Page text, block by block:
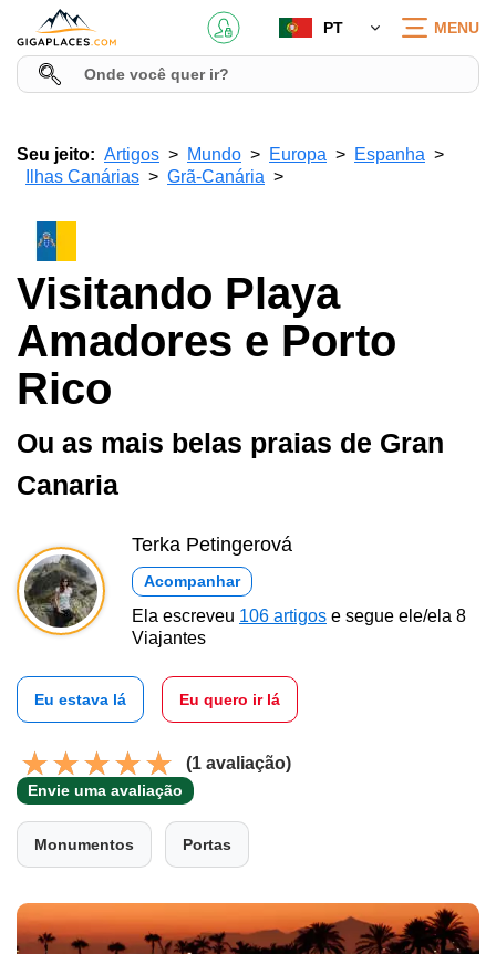
PT MENU
Seu jeito: Artigos Mundo Europa
Espanha
Ilhas Canárias
Grã-Canária
Visitando Playa
Amadores e Porto
Rico
Ou as mais belas praias de Gran
Canaria
Terka Petingerová
Acompanhar
Ela escreveu 106 artigos e segue ele/ela 8
Viajantes
Eu estava lá Eu quero ir lá
(1 avaliação)
Envie uma avaliação
Monumentos Portas